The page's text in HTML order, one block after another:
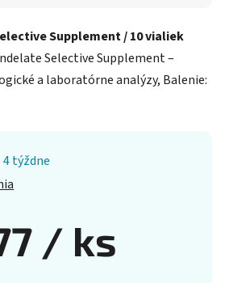
Supplement / 10 vialiek
Selective Supplement –
a laboratórne analýzy, Balenie:
týždne
/ ks